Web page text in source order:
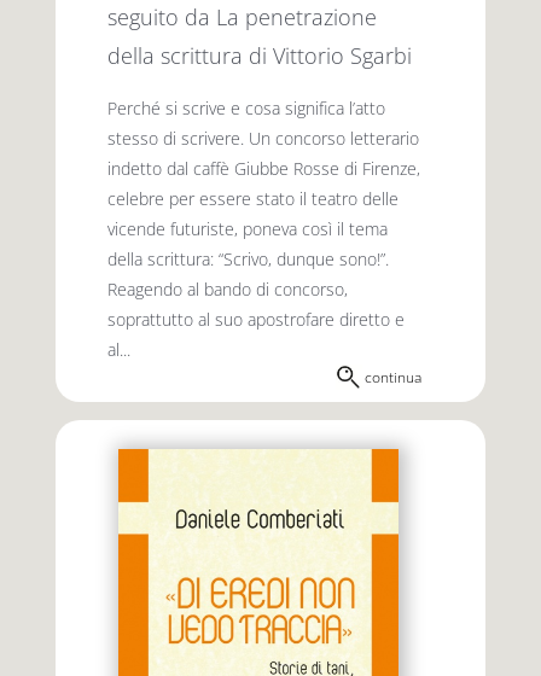
seguito da La penetrazione
della scrittura di Vittorio Sgarbi
Perché si scrive e cosa significa l’atto
stesso di scrivere. Un concorso letterario
indetto dal caffè Giubbe Rosse di Firenze,
celebre per essere stato il teatro delle
vicende futuriste, poneva così il tema
della scrittura: “Scrivo, dunque sono!”.
Reagendo al bando di concorso,
soprattutto al suo apostrofare diretto e
al...
continua